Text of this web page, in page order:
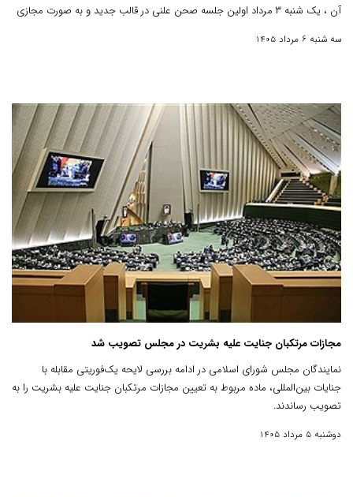
آن ، یک شنبه ۳ مرداد اولین جلسه صحن علنی در قالب جدید و به صورت مجازی
سه شنبه 6 مرداد 1405
مجازات مرتکبان جنایت علیه بشریت در مجلس تصویب شد
نمایندگان مجلس شورای اسلامی در ادامه بررسی لایحه یک‌فوریتی مقابله با
جنایات بین‌المللی، ماده مربوط به تعیین مجازات مرتکبان جنایت علیه بشریت را به
تصویب رساندند.
دوشنبه 5 مرداد 1405